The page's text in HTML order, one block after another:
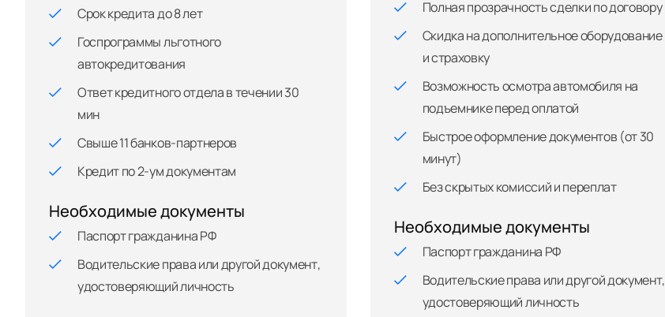
Срок кредита до 8 лет
Госпрограммы льготного
автокредитования
Ответ кредитного отдела в течении 30
мин
Свыше 11 банков-партнеров
Кредит по 2-ум документам
Необходимые документы
Паспорт гражданина РФ
Водительские права или другой документ,
удостоверяющий личность
Полная прозрачность сделки по договору
Скидка на дополнительное оборудование
и страховку
Возможность осмотра автомобиля на
подъемнике перед оплатой
Быстрое оформление документов (от 30
минут)
Без скрытых комиссий и переплат
Необходимые документы
Паспорт гражданина РФ
Водительские права или другой документ,
удостоверяющий личность